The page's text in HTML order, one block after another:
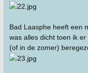
Bad Laasphe heeft een
was alles dicht toen ik
(of in de zomer)